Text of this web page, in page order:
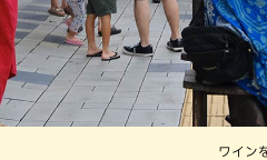
ワイン